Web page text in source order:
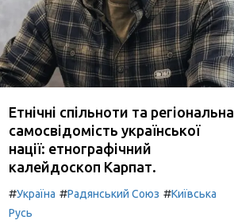
Етнічні спільноти та регіональна
самосвідомість української
нації: етнографічний
калейдоскоп Карпат.
#Україна #Радянський Союз #Київська
Русь